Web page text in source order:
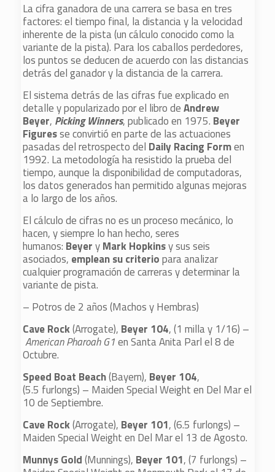
La cifra ganadora de una carrera se basa en tres
factores: el tiempo final, la distancia y la velocidad
inherente de la pista (un cálculo conocido como la
variante de la pista). Para los caballos perdedores,
los puntos se deducen de acuerdo con las distancias
detrás del ganador y la distancia de la carrera.
El sistema detrás de las cifras fue explicado en
detalle y popularizado por el libro deAndrew
Beyer, Picking Winners, publicado en 1975. Beyer
Figuresse convirtió en parte de las actuaciones
pasadas del retrospecto del Daily Racing Formen
1992. La metodología ha resistido la prueba del
tiempo, aunque la disponibilidad de computadoras,
los datos generados han permitido algunas mejoras
a lo largo de los años.
El cálculo de cifras no es un proceso mecánico, lo
hacen, y siempre lo han hecho, seres
humanos: BeyeryMark Hopkinsy sus seis
asociados, emplean su criteriopara analizar
cualquier programación de carreras y determinar la
variante de pista.
– Potros de 2 años (Machos y Hembras)
Cave Rock(Arrogate), Beyer 104, (1 milla y 1/16) –
American Pharoah G1en Santa Anita Parl el 8 de
Octubre.
Speed Boat Beach(Bayern), Beyer 104,
(5.5 furlongs) – Maiden Special Weight en Del Mar el
10 de Septiembre.
Cave Rock(Arrogate), Beyer 101, (6.5 furlongs) –
Maiden Special Weight en Del Mar el 13 de Agosto.
Munnys Gold(Munnings), Beyer 101, (7 furlongs) –